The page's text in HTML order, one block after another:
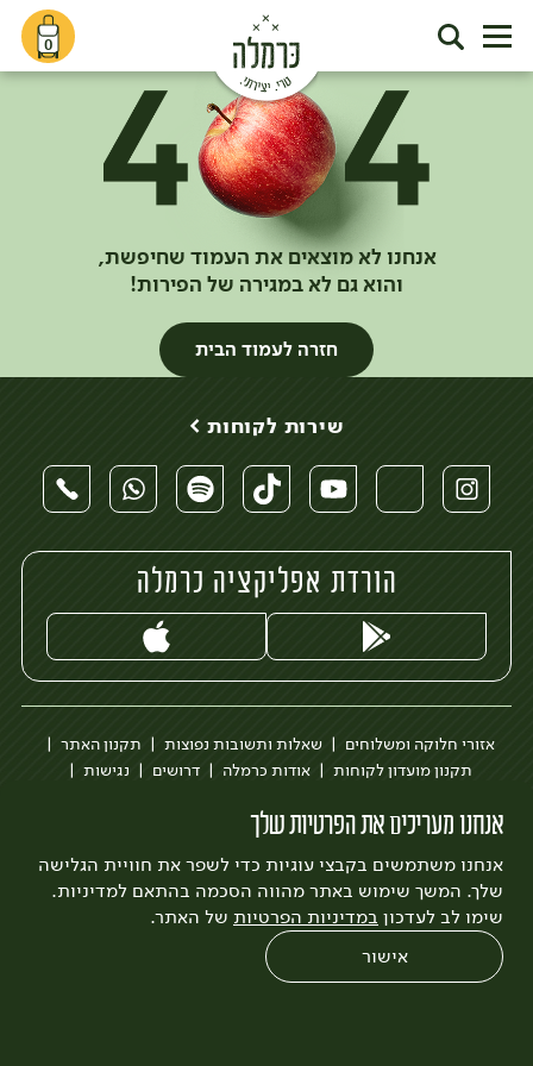
0
אנחנו לא מוצאים את העמוד שחיפשת,
והוא גם לא במגירה של הפירות!
חזרה לעמוד הבית
אנחנו מעריכים את הפרטיות שלך
אנחנו משתמשים בקבצי עוגיות כדי לשפר את חוויית הגלישה
שלך. המשך שימוש באתר מהווה הסכמה בהתאם למדיניות.
שימו לב לעדכון במדיניות הפרטיות של האתר.
אישור
שירות לקוחות >
הורדת אפליקציה כרמלה
אזורי חלוקה ומשלוחים שאלות ותשובות נפוצות
תקנון האתר
תקנון מועדון לקוחות
אודות כרמלה דרושים
נגישות
לצפייה בעדכון מדיניות פרטיות
עיצוב:3bears פיתוח:Quatro